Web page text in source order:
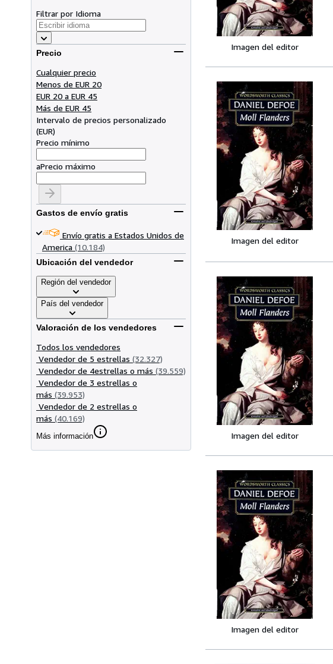
Filtrar por Idioma
Precio
Cualquier precio
Menos de EUR 20
EUR 20 a EUR 45
Más de EUR 45
Intervalo de precios personalizado
(EUR)
Precio mínimo
aPrecio máximo
Gastos de envío gratis
Envío gratis a Estados Unidos de
America (10.184)
Ubicación del vendedor
Región del vendedor
País del vendedor
Valoración de los vendedores
Todos los vendedores
Vendedor de 5 estrellas (32.327)
Vendedor de 4estrellas o más (39.559)
Vendedor de 3 estrellas o
más (39.953)
Vendedor de 2 estrellas o
más (40.169)
Más información
Imagen del editor
Imagen del editor
Imagen del editor
Imagen del editor